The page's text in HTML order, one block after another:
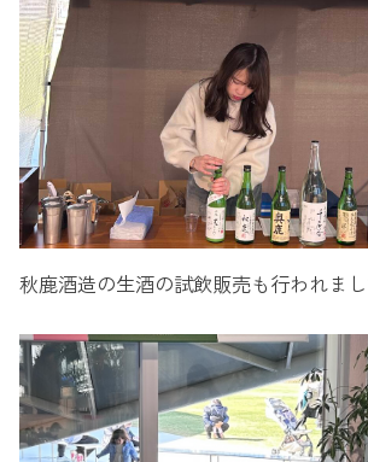
秋鹿酒造の生酒の試飲販売も行われまし